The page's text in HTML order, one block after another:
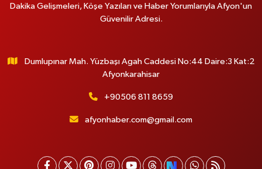
Dakika Gelişmeleri, Köşe Yazıları ve Haber Yorumlarıyla Afyon'un
Güvenilir Adresi.
Dumlupınar Mah. Yüzbaşı Agah Caddesi No:44 Daire:3 Kat:2
Afyonkarahisar
+90506 811 8659
afyonhaber.com@gmail.com